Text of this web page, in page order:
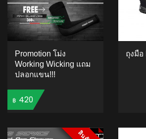
Promotion โม่ง
Working Wicking แถม
ปลอกแขน!!!
฿ 420
4.95out of
5
2513
ถุงมือ